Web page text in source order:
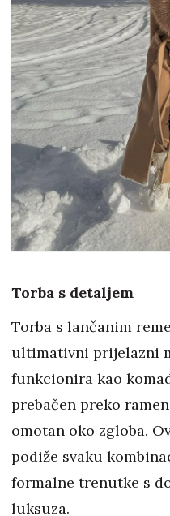
Torba s detaljem
Torba s lančanim
ultimativni prijelazni
funkcionira kao
prebačen preko
omotan oko zgloba.
podiže svaku
formalne trenutke s
luksuza.